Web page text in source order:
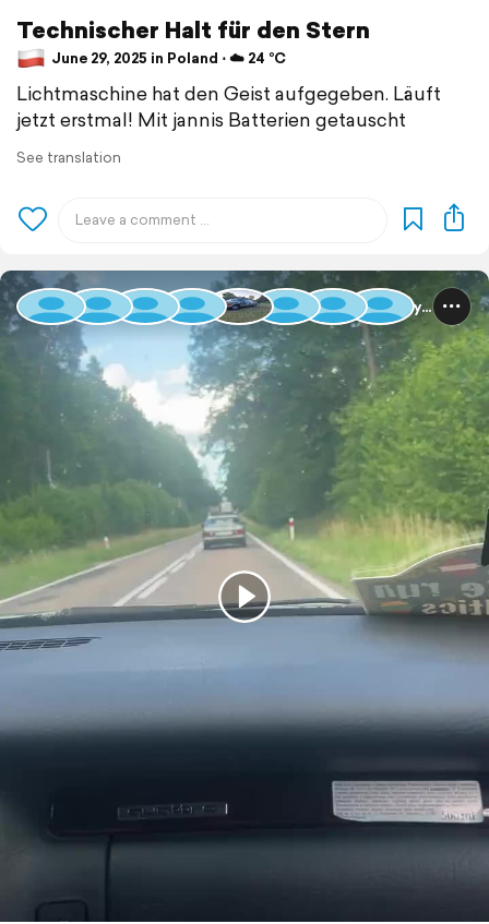
Technischer Halt für den Stern
June 29, 2025 in Poland ⋅ ☁️ 24 °C
Lichtmaschine hat den Geist aufgegeben. Läuft
jetzt erstmal! Mit jannis Batterien getauscht
See translation
Baltic Rally 2025